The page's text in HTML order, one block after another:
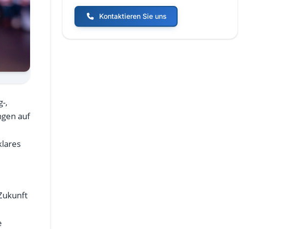
,
auf
Kontaktieren Sie uns